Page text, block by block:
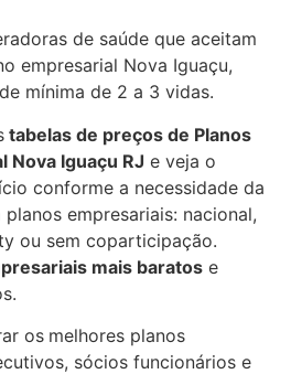
de saúde que aceitam
empresarial Nova Iguaçu,
mínima de 2 a 3 vidas.
tabelas de preços de Planos
Nova Iguaçu RJ e veja o
conforme a necessidade da
empresariais: nacional,
ou sem coparticipação.
mais baratos e
os melhores planos
sócios funcionários e